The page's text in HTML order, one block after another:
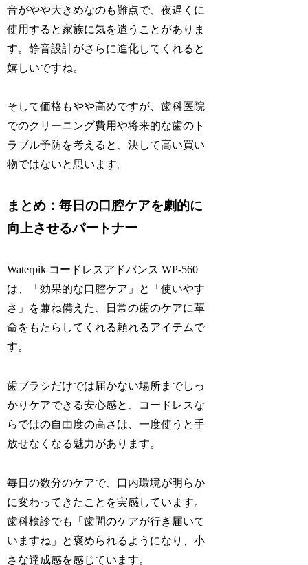
音がやや大きめなのも難点で、夜遅くに
使用すると家族に気を遣うことがありま
す。静音設計がさらに進化してくれると
嬉しいですね。
そして価格もやや高めですが、歯科医院
でのクリーニング費用や将来的な歯のト
ラブル予防を考えると、決して高い買い
物ではないと思います。
まとめ：毎日の口腔ケアを劇的に
向上させるパートナー
Waterpik コードレスアドバンス WP-560
は、「効果的な口腔ケア」と「使いやす
さ」を兼ね備えた、日常の歯のケアに革
命をもたらしてくれる頼れるアイテムで
す。
歯ブラシだけでは届かない場所までしっ
かりケアできる安心感と、コードレスな
らではの自由度の高さは、一度使うと手
放せなくなる魅力があります。
毎日の数分のケアで、口内環境が明らか
に変わってきたことを実感しています。
歯科検診でも「歯間のケアが行き届いて
いますね」と褒められるようになり、小
さな達成感を感じています。